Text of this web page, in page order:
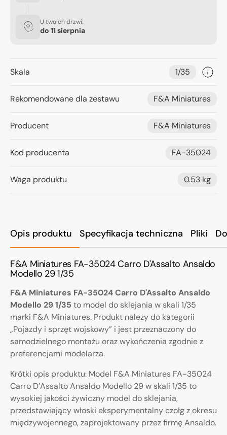
Opis produktu Specyfikacja techniczna Pliki
F&A Miniatures FA-35024 Carro D'Assalto Ansaldo
Modello 29 1/35
F&A Miniatures FA-35024 Carro D'Assalto Ansaldo
Modello 29 1/35 to model do sklejania w skali 1/35
marki F&A Miniatures. Produkt należy do kategorii
„Pojazdy i sprzęt wojskowy” i jest przeznaczony do
samodzielnego montażu oraz wykończenia zgodnie z
preferencjami modelarza.
Krótki opis produktu: Model F&A Miniatures FA-35024
Carro D’Assalto Ansaldo Modello 29 w skali 1/35 to
wysokiej jakości żywiczny model do sklejania,
przedstawiający włoski eksperymentalny czołg z okresu
międzywojennego, zaprojektowany przez firmę Ansaldo.
U twoich drzwi:
do 11 sierpnia
Skala 1/35
Rekomendowane dla zestawu F&A Miniatures
Producent F&A Miniatures
Kod producenta FA-35024
Waga produktu 0.53 kg